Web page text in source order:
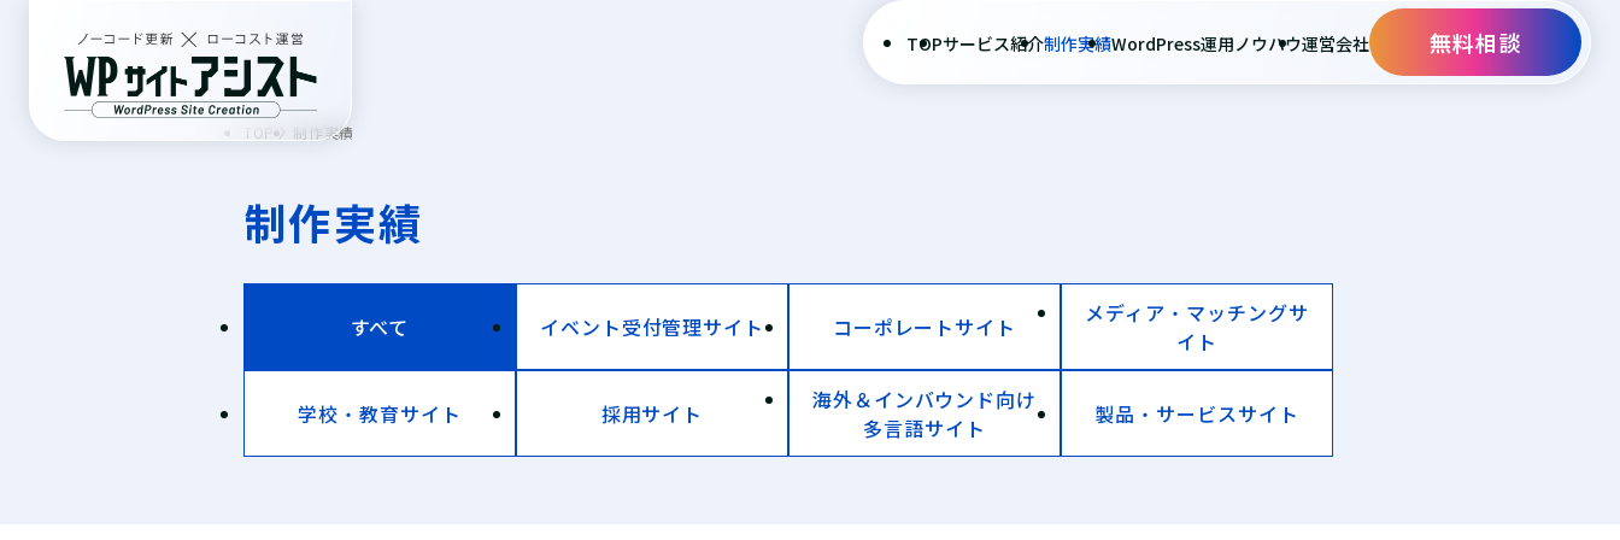
TOPサービス紹介制作実績WordPress運用ノウハウ運営会社 無料相談
TOP 制作実績
制作実績
すべて イベント受付管理サイト コーポレートサイト
メディア・マッチングサ
イト
学校・教育サイト 採用サイト
海外＆インバウンド向け
多言語サイト
製品・サービスサイト